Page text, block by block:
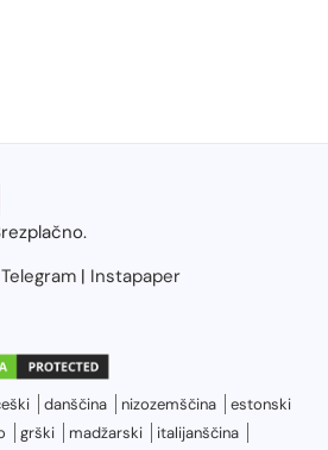
Telegram | Instapaper
danščina nizozemščina
estonski
grški madžarski
italijanščina